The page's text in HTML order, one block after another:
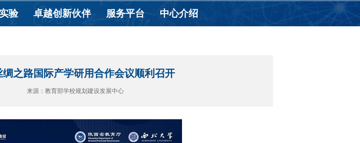
验 卓越创新伙伴 服务平台 中心介绍
之路国际产学研用合作会议顺利召开
源：教育部学校规划建设发展中心